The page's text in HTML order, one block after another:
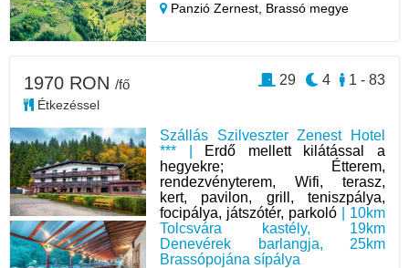
Panzió Zernest, Brassó megye
Szállás Szilveszter Zenest Hotel
*** |
Erdő mellett kilátással a
hegyekre; Étterem,
rendezvényterem, Wifi, terasz,
kert, pavilon, grill, teniszpálya,
focipálya, játszótér, parkoló | 10km
Tolcsvára kastély, 19km
Denevérek barlangja, 25km
Brassópojána sípálya
1970 RON /fő
Étkezéssel
1 - 83
4
29